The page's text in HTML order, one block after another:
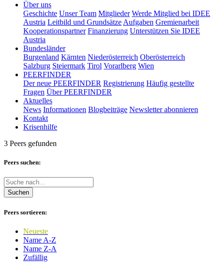
Über uns
Geschichte Unser Team Mitglieder Werde Mitglied bei IDEE
Austria Leitbild und Grundsätze Aufgaben Gremienarbeit
Kooperationspartner Finanzierung Unterstützen Sie IDEE
Austria
Bundesländer
Burgenland Kärnten Niederösterreich Oberösterreich
Salzburg Steiermark Tirol Vorarlberg Wien
PEERFINDER
Der neue PEERFINDER Registrierung Häufig gestellte
Fragen Über PEERFINDER
Aktuelles
News Informationen Blogbeiträge Newsletter abonnieren
Kontakt
Krisenhilfe
3 Peers gefunden
Peers suchen:
Suchen
Peers sortieren:
Neueste
Name A-Z
Name Z-A
Zufällig